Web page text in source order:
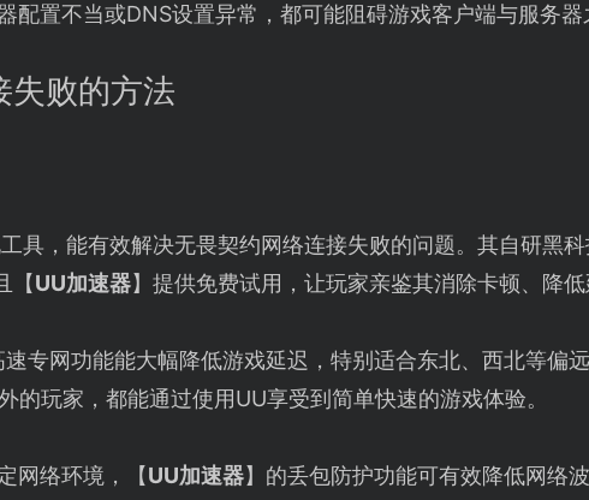
配置不当或DNS设置异常，都可能阻碍游戏客户端与服务器
失败的方法
具，能有效解决无畏契约网络连接失败的问题。其自研黑
【UU加速器】提供免费试用，让玩家亲鉴其消除卡顿、降低
专网功能能大幅降低游戏延迟，特别适合东北、西北等偏
玩家，都能通过使用UU享受到简单快速的游戏体验。
网络环境，【UU加速器】的丢包防护功能可有效降低网络